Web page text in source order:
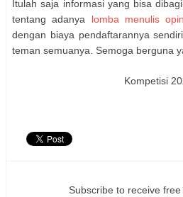
Itulah saja informasi yang bisa
tentang adanya lomba menulis
dengan biaya pendaftarannya
teman semuanya. Semoga berguna
Kompetisi
Subscribe to receive